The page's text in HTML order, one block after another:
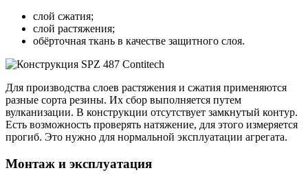
слой сжатия;
слой растяжения;
обёрточная ткань в качестве защитного слоя.
Для производства слоев растяжения и сжатия применяются
разные сорта резины. Их сбор выполняется путем
вулканизации. В конструкции отсутствует замкнутый контур.
Есть возможность проверять натяжение, для этого измеряется
прогиб. Это нужно для нормальной эксплуатации агрегата.
Монтаж и эксплуатация